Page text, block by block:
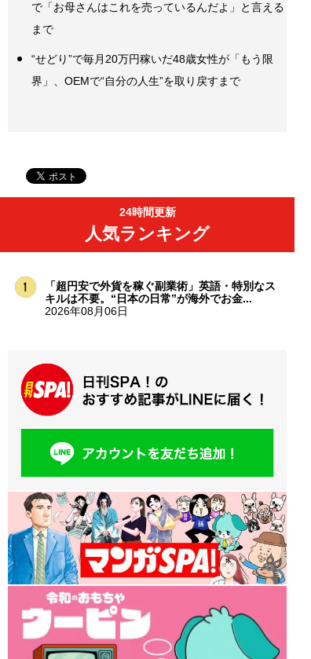
で「お母さんはこれを売っているんだよ」と言える
まで
“せどり”で毎月20万円稼いだ48歳女性が「もう限
界」、OEMで“自分の人生”を取り戻すまで
24時間更新
人気ランキング
「超円安で外貨を稼ぐ副業術」英語・特別なス
キルは不要。“日本の日常”が海外でお金...
2026年08月06日